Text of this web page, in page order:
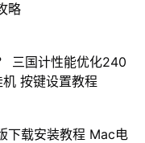
略
三国计性能优化240
按键设置教程
下载安装教程 Mac电